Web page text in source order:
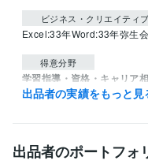
ビジネス・クリエイティ
Excel:33年Word:33年弥生
得意分野
学習指導・資格・キャリア
中学受験
出品者の実績をもっと見
出品者のポートフォ